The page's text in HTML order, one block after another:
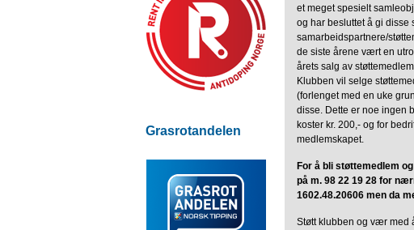
Grasrotandelen
et meget spesielt
og har besluttet å gi disse
samarbeidspartnere/
de siste årene vært en
årets salg av
Klubben vil selge
(forlenget med en uke
disse. Dette er noe ingen
koster kr. 200,- og for
medlemskapet.
For å bli støttemedlem
på m. 98 22 19 28 for
1602.48.20606 men da
Støtt klubben og vær med